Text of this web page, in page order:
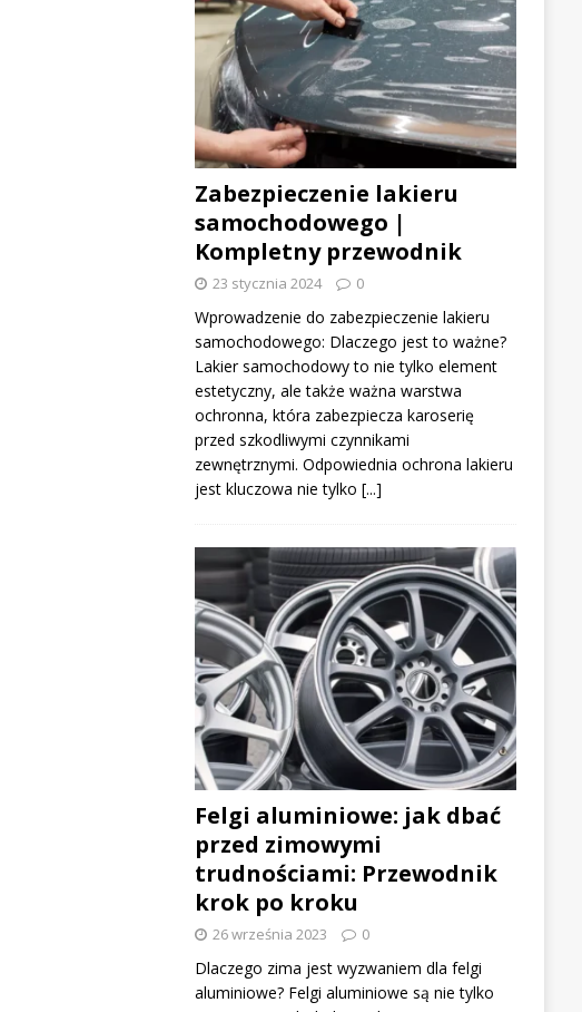
Zabezpieczenie lakieru
samochodowego |
Kompletny przewodnik
23 stycznia 2024 0
Wprowadzenie do zabezpieczenie lakieru
samochodowego: Dlaczego jest to ważne?
Lakier samochodowy to nie tylko element
estetyczny, ale także ważna warstwa
ochronna, która zabezpiecza karoserię
przed szkodliwymi czynnikami
zewnętrznymi. Odpowiednia ochrona lakieru
jest kluczowa nie tylko [...]
Felgi aluminiowe: jak dbać
przed zimowymi
trudnościami: Przewodnik
krok po kroku
26 września 2023 0
Dlaczego zima jest wyzwaniem dla felgi
aluminiowe? Felgi aluminiowe są nie tylko